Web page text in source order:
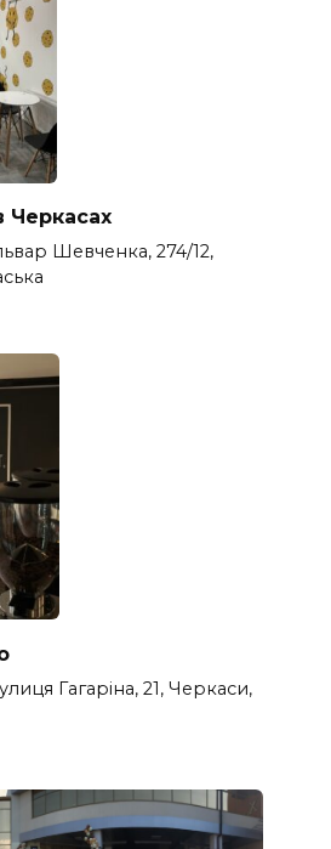
Черкасах
Шевченка, 274/12,
Гагаріна, 21, Черкаси,